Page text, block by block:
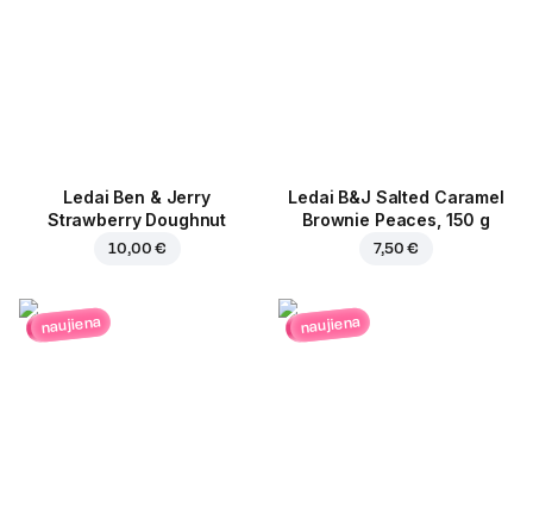
Ledai Ben & Jerry
Strawberry Doughnut
10,00 €
Ledai B&J Salted Caramel
Brownie Peaces, 150 g
7,50 €
naujiena naujiena